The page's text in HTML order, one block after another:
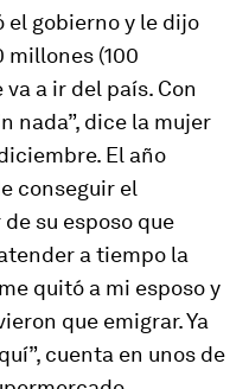
el gobierno y le dijo
millones (100
a ir del país. Con
nada”, dice la mujer
El año
conseguir el
su esposo que
a tiempo la
quitó a mi esposo y
que emigrar. Ya
cuenta en unos de